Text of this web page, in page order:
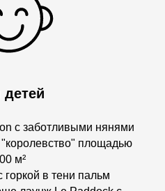
с заботливыми нянями
"королевство" площадью
м²
горкой в тени пальм